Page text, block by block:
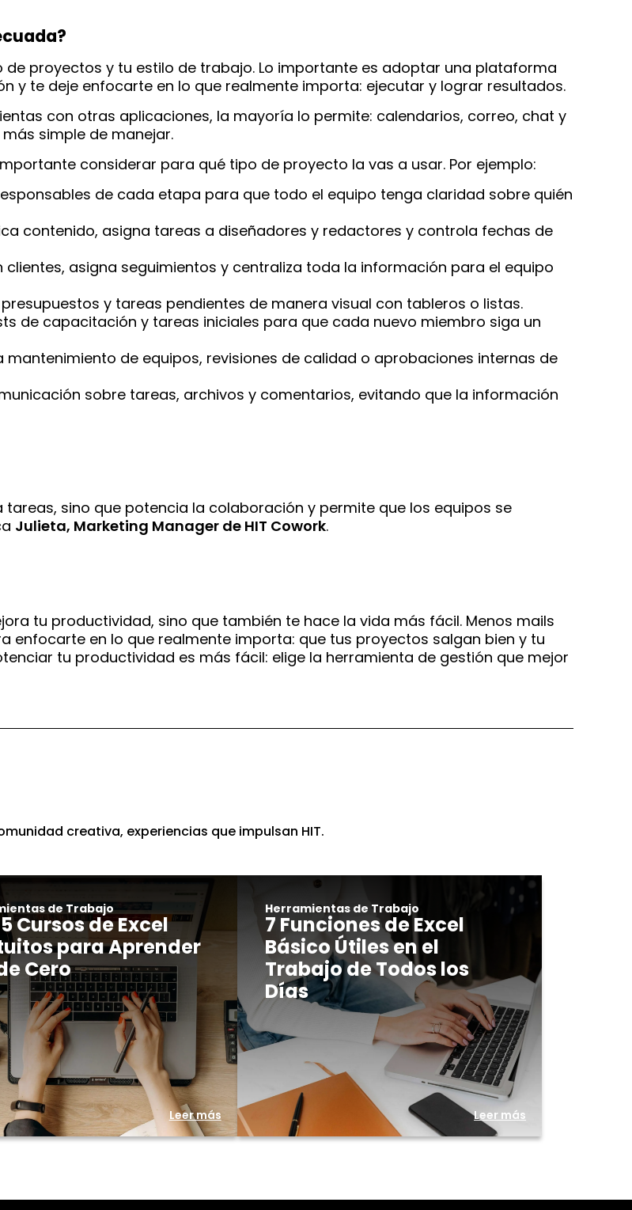
proyectos y tu estilo de trabajo. Lo importante es adoptar una plataforma
y te deje enfocarte en lo que realmente importa: ejecutar y lograr resultados.
con otras aplicaciones, la mayoría lo permite: calendarios, correo, chat y
simple de manejar.
considerar para qué tipo de proyecto la vas a usar. Por ejemplo:
de cada etapa para que todo el equipo tenga claridad sobre quién
contenido, asigna tareas a diseñadores y redactores y controla fechas de
asigna seguimientos y centraliza toda la información para el equipo
y tareas pendientes de manera visual con tableros o listas.
de capacitación y tareas iniciales para que cada nuevo miembro siga un
mantenimiento de equipos, revisiones de calidad o aprobaciones internas de
sobre tareas, archivos y comentarios, evitando que la información
sino que potencia la colaboración y permite que los equipos se
Julieta, Marketing Manager de HIT Cowork.
tu productividad, sino que también te hace la vida más fácil. Menos mails
enfocarte en lo que realmente importa: que tus proyectos salgan bien y tu
tu productividad es más fácil: elige la herramienta de gestión que mejor
creativa, experiencias que impulsan HIT.
de Trabajo
Cursos de Excel
para Aprender
Cero
Leer más
Herramientas de Trabajo
7 Funciones de Excel
Básico Útiles en el
Trabajo de Todos los
Días
Leer más